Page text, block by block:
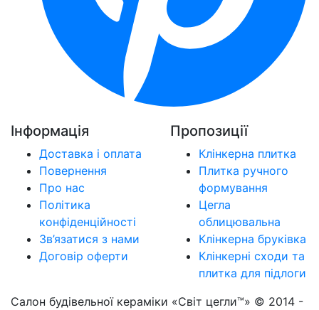
Інформація
Доставка і оплата
Повернення
Про нас
Політика
конфіденційності
Зв’язатися з нами
Договір оферти
Пропозиції
Клінкерна плитка
Плитка ручного
формування
Цегла
облицювальна
Клінкерна бруківка
Клінкерні сходи та
плитка для підлоги
Салон будівельної кераміки «Світ цегли™» © 2014 -